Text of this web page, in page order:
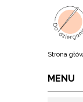
Strona
MENU